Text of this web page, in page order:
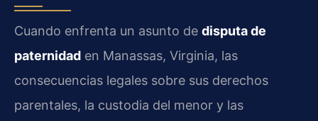
Cuando enfrenta un asunto de disputa de
paternidad en Manassas, Virginia, las
consecuencias legales sobre sus derechos
parentales, la custodia del menor y las